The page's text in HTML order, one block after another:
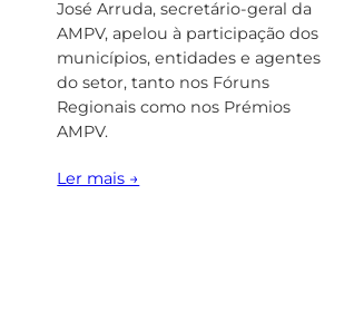
José Arruda, secretário-geral da
AMPV, apelou à participação dos
municípios, entidades e agentes
do setor, tanto nos Fóruns
Regionais como nos Prémios
AMPV.
Ler mais →